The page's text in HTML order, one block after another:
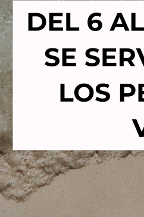
PINCEL ACRÍLICO
Nº4 POLLIE-pincel
acrílicas
Añadir al carrito